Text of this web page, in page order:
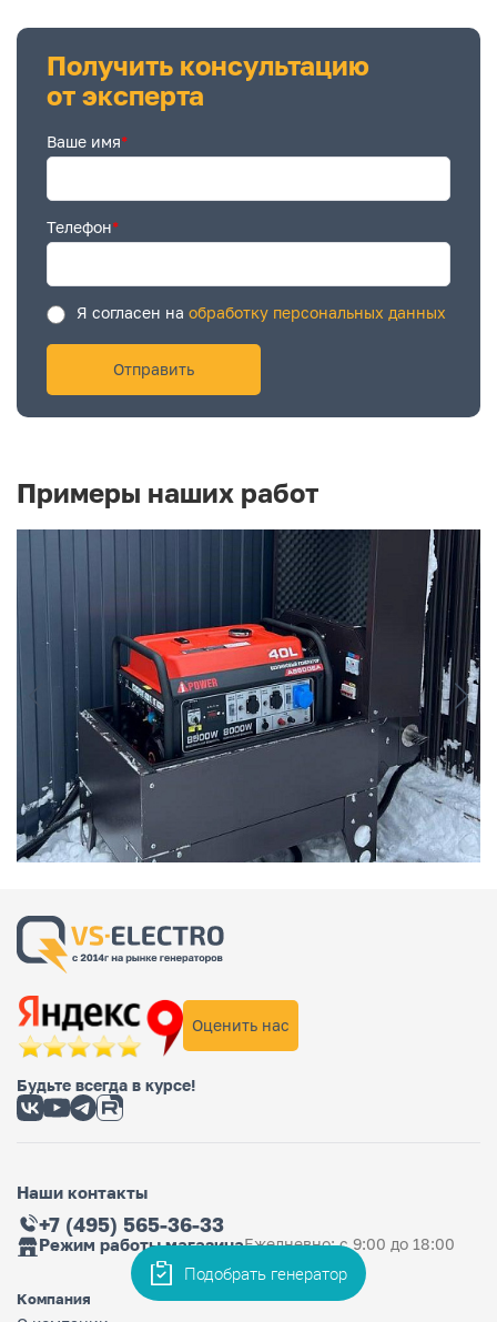
Получить консультацию
от эксперта
Ваше имя*
Телефон*
Я согласен на обработку персональных данных
Примеры наших работ
Оценить нас
Будьте всегда в курсе!
Наши контакты
+7 (495) 565-36-33
Режим работы магазинаЕжедневно: с 9:00 до 18:00
Компания
Подобрать генератор